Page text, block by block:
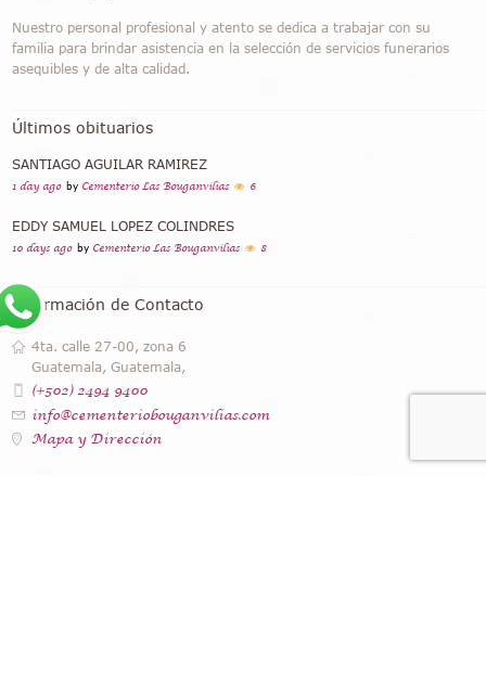
Nuestro personal profesional y atento se dedica a trabajar con su
familia para brindar asistencia en la selección de servicios funerarios
asequibles y de alta calidad.
Últimos obituarios
SANTIAGO AGUILAR RAMIREZ
1 day ago by Cementerio Las Bouganvilias 6
EDDY SAMUEL LOPEZ COLINDRES
10 days ago by Cementerio Las Bouganvilias 8
Información de Contacto
4ta. calle 27-00, zona 6
Guatemala, Guatemala,
(+502) 2494 9400
info@cementeriobouganvilias.com
Mapa y Dirección